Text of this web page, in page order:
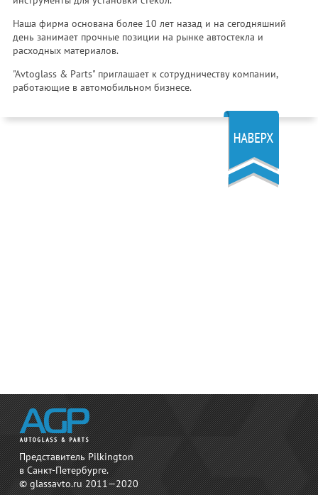
Наша фирма основана более 10 лет назад и на сегодняшний
день занимает прочные позиции на рынке автостекла и
расходных материалов.
"Avtoglass & Parts" приглашает к сотрудничеству компании,
работающие в автомобильном бизнесе.
Представитель Pilkington
в Санкт-Петербурге.
© glassavto.ru 2011—2020